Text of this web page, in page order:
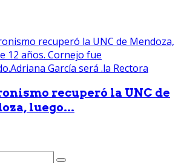
recuperó la UNC de
luego...